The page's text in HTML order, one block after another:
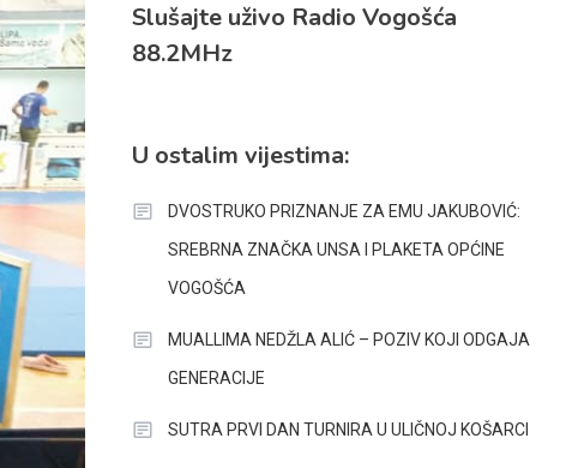
Slušajte uživo Radio Vogošća
88.2MHz
U ostalim vijestima:
DVOSTRUKO PRIZNANJE ZA EMU JAKUBOVIĆ:
SREBRNA ZNAČKA UNSA I PLAKETA OPĆINE
VOGOŠĆA
MUALLIMA NEDŽLA ALIĆ – POZIV KOJI ODGAJA
GENERACIJE
SUTRA PRVI DAN TURNIRA U ULIČNOJ KOŠARCI